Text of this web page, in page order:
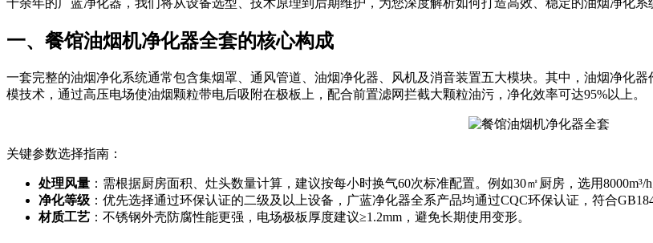
十余年的广蓝净化器，我们将从设备选型、技术原理到后期维护，为您深度解析如何打造高效、稳定的油烟净化系
一、餐馆油烟机净化器全套的核心构成
一套完整的油烟净化系统通常包含集烟罩、通风管道、油烟净化器、风机及消音装置五大模块。其中，油烟净化
模技术，通过高压电场使油烟颗粒带电后吸附在极板上，配合前置滤网拦截大颗粒油污，净化效率可达95%以上。
关键参数选择指南：
处理风量 ：需根据厨房面积、灶头数量计算，建议按每小时换气60次标准配置。例如30㎡厨房，选用8000m³/
净化等级 ：优先选择通过环保认证的二级及以上设备，广蓝净化器全系产品均通过CQC环保认证，符合
材质工艺 ：不锈钢外壳防腐性能更强，电场极板厚度建议≥1.2mm，避免长期使用变形。